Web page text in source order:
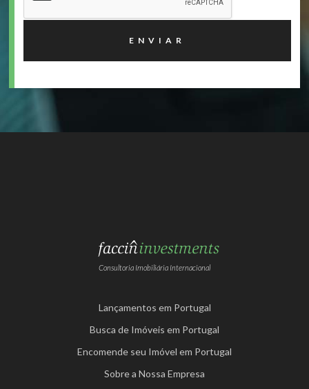
Consultoria Imobiliária Internacional
Lançamentos em Portugal
Busca de Imóveis em Portugal
Encomende seu Imóvel em Portugal
Sobre a Nossa Empresa